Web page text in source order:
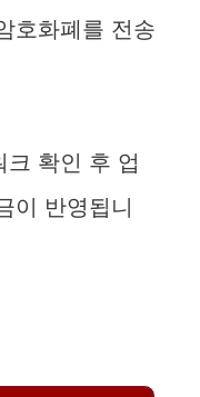
호화폐를 전송
크 확인 후 업
이 반영됩니